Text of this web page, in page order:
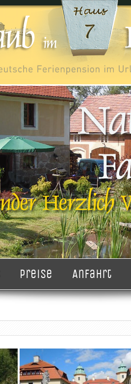
6 7 8
Preise Anfahrt